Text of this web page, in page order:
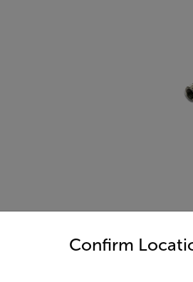
Confirm
language from the options